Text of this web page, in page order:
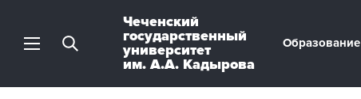
Чеченский
государственный
университет
им. А.А. Кадырова
Образование